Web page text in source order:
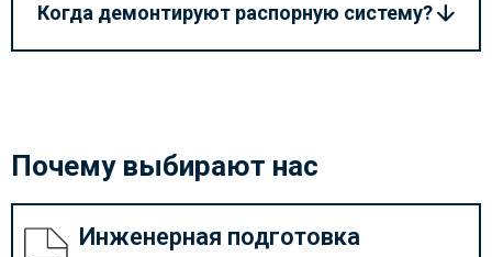
Когда демонтируют распорную систему?
Почему выбирают нас
Инженерная подготовка